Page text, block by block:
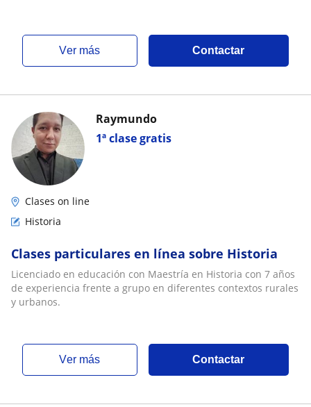
ver más Contactar
1ª clase gratis
Raymundo
Clases on line
Historia
Clases particulares en línea sobre Historia
Licenciado en educación con Maestría en Historia con 7 años
de experiencia frente a grupo en diferentes contextos rurales
y urbanos.
ver más Contactar